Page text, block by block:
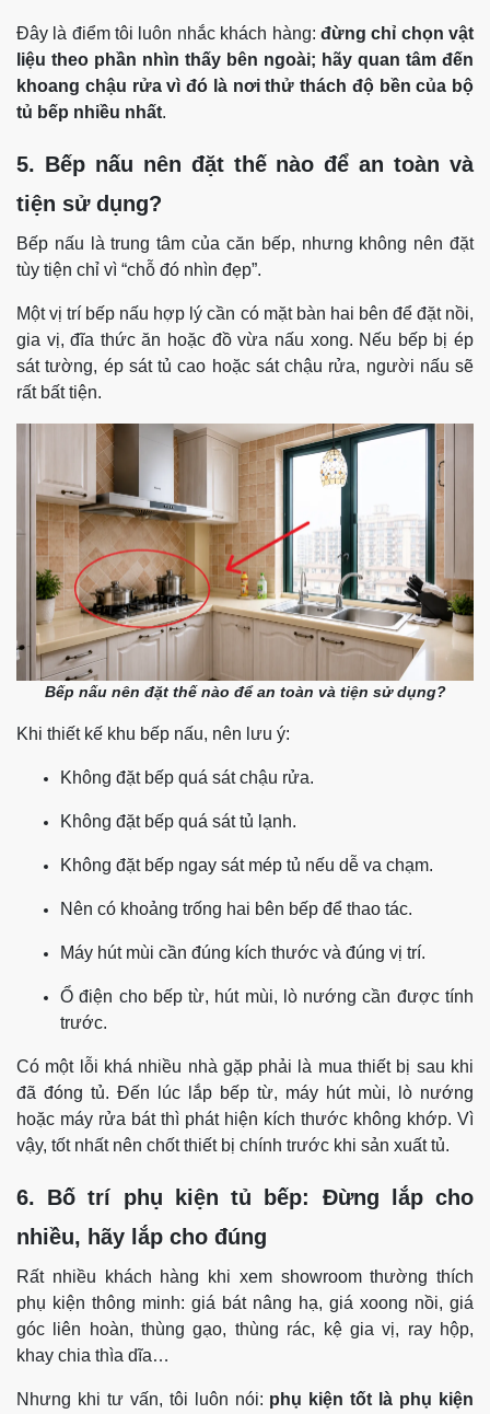
Đây là điểm tôi luôn nhắc khách hàng: đừng chỉ chọn vật
liệu theo phần nhìn thấy bên ngoài; hãy quan tâm đến
khoang chậu rửa vì đó là nơi thử thách độ bền của bộ
tủ bếp nhiều nhất.
5. Bếp nấu nên đặt thế nào để an toàn và
tiện sử dụng?
Bếp nấu là trung tâm của căn bếp, nhưng không nên đặt
tùy tiện chỉ vì “chỗ đó nhìn đẹp”.
Một vị trí bếp nấu hợp lý cần có mặt bàn hai bên để đặt nồi,
gia vị, đĩa thức ăn hoặc đồ vừa nấu xong. Nếu bếp bị ép
sát tường, ép sát tủ cao hoặc sát chậu rửa, người nấu sẽ
rất bất tiện.
Bếp nấu nên đặt thế nào để an toàn và tiện sử dụng?
Khi thiết kế khu bếp nấu, nên lưu ý:
Không đặt bếp quá sát chậu rửa.
Không đặt bếp quá sát tủ lạnh.
Không đặt bếp ngay sát mép tủ nếu dễ va chạm.
Nên có khoảng trống hai bên bếp để thao tác.
Máy hút mùi cần đúng kích thước và đúng vị trí.
Ổ điện cho bếp từ, hút mùi, lò nướng cần được tính
trước.
Có một lỗi khá nhiều nhà gặp phải là mua thiết bị sau khi
đã đóng tủ. Đến lúc lắp bếp từ, máy hút mùi, lò nướng
hoặc máy rửa bát thì phát hiện kích thước không khớp. Vì
vậy, tốt nhất nên chốt thiết bị chính trước khi sản xuất tủ.
6. Bố trí phụ kiện tủ bếp: Đừng lắp cho
nhiều, hãy lắp cho đúng
Rất nhiều khách hàng khi xem showroom thường thích
phụ kiện thông minh: giá bát nâng hạ, giá xoong nồi, giá
góc liên hoàn, thùng gạo, thùng rác, kệ gia vị, ray hộp,
khay chia thìa dĩa…
Nhưng khi tư vấn, tôi luôn nói: phụ kiện tốt là phụ kiện